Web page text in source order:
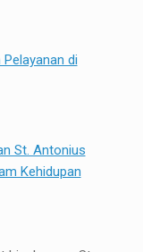
di
St. Antonius
Kehidupan